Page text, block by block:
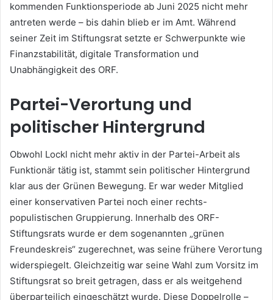
kommenden Funktionsperiode ab Juni 2025 nicht mehr
antreten werde – bis dahin blieb er im Amt. Während
seiner Zeit im Stiftungsrat setzte er Schwerpunkte wie
Finanzstabilität, digitale Transformation und
Unabhängigkeit des ORF.
Partei-Verortung und
politischer Hintergrund
Obwohl Lockl nicht mehr aktiv in der Partei-Arbeit als
Funktionär tätig ist, stammt sein politischer Hintergrund
klar aus der Grünen Bewegung. Er war weder Mitglied
einer konservativen Partei noch einer rechts-
populistischen Gruppierung. Innerhalb des ORF-
Stiftungsrats wurde er dem sogenannten „grünen
Freundeskreis“ zugerechnet, was seine frühere Verortung
widerspiegelt. Gleichzeitig war seine Wahl zum Vorsitz im
Stiftungsrat so breit getragen, dass er als weitgehend
überparteilich eingeschätzt wurde. Diese Doppelrolle –